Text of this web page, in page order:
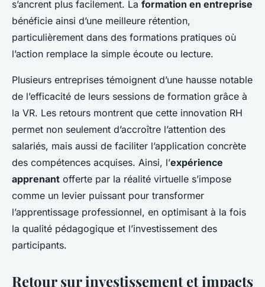
s’ancrent plus facilement. La formation en entreprise
bénéficie ainsi d’une meilleure rétention,
particulièrement dans des formations pratiques où
l’action remplace la simple écoute ou lecture.
Plusieurs entreprises témoignent d’une hausse notable
de l’efficacité de leurs sessions de formation grâce à
la VR. Les retours montrent que cette innovation RH
permet non seulement d’accroître l’attention des
salariés, mais aussi de faciliter l’application concrète
des compétences acquises. Ainsi, l’expérience
apprenant offerte par la réalité virtuelle s’impose
comme un levier puissant pour transformer
l’apprentissage professionnel, en optimisant à la fois
la qualité pédagogique et l’investissement des
participants.
Retour sur investissement et impacts